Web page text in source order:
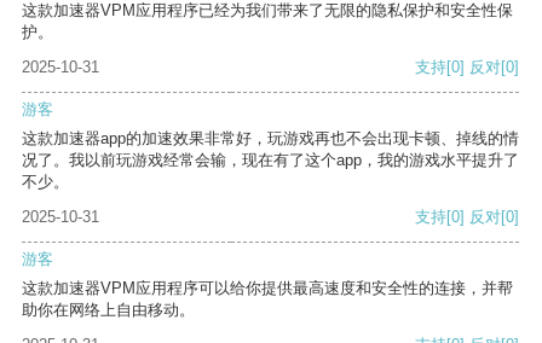
这款加速器VPM应用程序已经为我们带来了无限的隐私保护和安全性保
护。
2025-10-31
支持[0] 反对[0]
游客
这款加速器app的加速效果非常好，玩游戏再也不会出现卡顿、掉线的情
况了。我以前玩游戏经常会输，现在有了这个app，我的游戏水平提升了
不少。
2025-10-31
支持[0] 反对[0]
游客
这款加速器VPM应用程序可以给你提供最高速度和安全性的连接，并帮
助你在网络上自由移动。